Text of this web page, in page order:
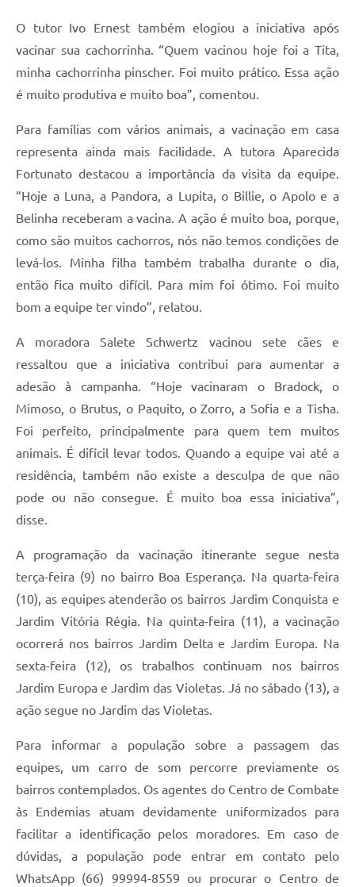
O tutor Ivo Ernest também elogiou a iniciativa após
vacinar sua cachorrinha. “Quem vacinou hoje foi a Tita,
minha cachorrinha pinscher. Foi muito prático. Essa ação
é muito produtiva e muito boa”, comentou.
Para famílias com vários animais, a vacinação em casa
representa ainda mais facilidade. A tutora Aparecida
Fortunato destacou a importância da visita da equipe.
“Hoje a Luna, a Pandora, a Lupita, o Billie, o Apolo e a
Belinha receberam a vacina. A ação é muito boa, porque,
como são muitos cachorros, nós não temos condições de
levá-los. Minha filha também trabalha durante o dia,
então fica muito difícil. Para mim foi ótimo. Foi muito
bom a equipe ter vindo”, relatou.
A moradora Salete Schwertz vacinou sete cães e
ressaltou que a iniciativa contribui para aumentar a
adesão à campanha. “Hoje vacinaram o Bradock, o
Mimoso, o Brutus, o Paquito, o Zorro, a Sofia e a Tisha.
Foi perfeito, principalmente para quem tem muitos
animais. É difícil levar todos. Quando a equipe vai até a
residência, também não existe a desculpa de que não
pode ou não consegue. É muito boa essa iniciativa”,
disse.
A programação da vacinação itinerante segue nesta
terça-feira (9) no bairro Boa Esperança. Na quarta-feira
(10), as equipes atenderão os bairros Jardim Conquista e
Jardim Vitória Régia. Na quinta-feira (11), a vacinação
ocorrerá nos bairros Jardim Delta e Jardim Europa. Na
sexta-feira (12), os trabalhos continuam nos bairros
Jardim Europa e Jardim das Violetas. Já no sábado (13), a
ação segue no Jardim das Violetas.
Para informar a população sobre a passagem das
equipes, um carro de som percorre previamente os
bairros contemplados. Os agentes do Centro de Combate
às Endemias atuam devidamente uniformizados para
facilitar a identificação pelos moradores. Em caso de
dúvidas, a população pode entrar em contato pelo
WhatsApp (66) 99994-8559 ou procurar o Centro de